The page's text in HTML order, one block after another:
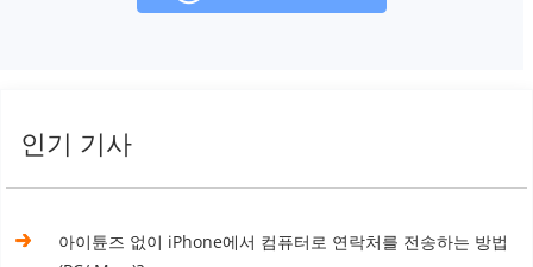
인기 기사
아이튠즈 없이 iPhone에서 컴퓨터로 연락처를 전송하는 방법